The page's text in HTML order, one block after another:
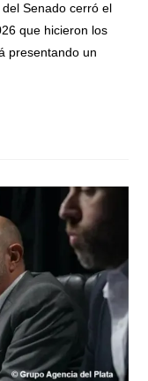
Senado cerró el
que hicieron los
presentando un